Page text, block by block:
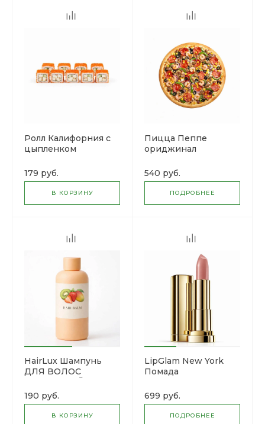
Ролл Калифорния с
цыпленком
179 руб.
В КОРЗИНУ
Пицца Пеппе
ориджинал
540 руб.
ПОДРОБНЕЕ
HairLux Шампунь
ДЛЯ ВОЛОС
190 руб.
В КОРЗИНУ
LipGlam New York
Помада
"COLOR
SENSATIONAL"
МАТОВОЕ
699 руб.
ПОДРОБНЕЕ